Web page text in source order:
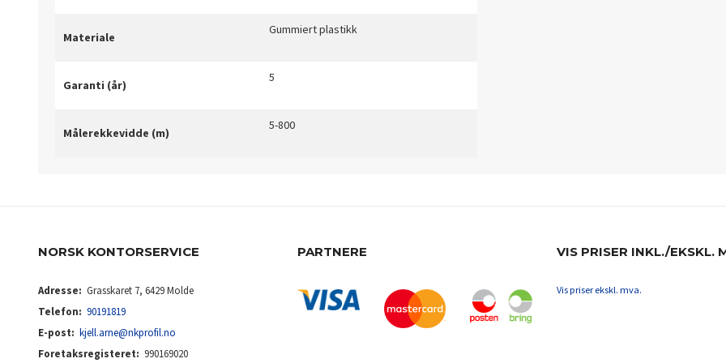
Materiale
Gummiert plastikk
Garanti (år)
5
Målerekkevidde (m)
5-800
NORSK KONTORSERVICE
Adresse: Grasskaret 7, 6429 Molde
Telefon: 90191819
E-post: kjell.arne@nkprofil.no
Foretaksregisteret: 990169020
PARTNERE VIS PRISER INKL./EKSKL.
Vis priser ekskl. mva.